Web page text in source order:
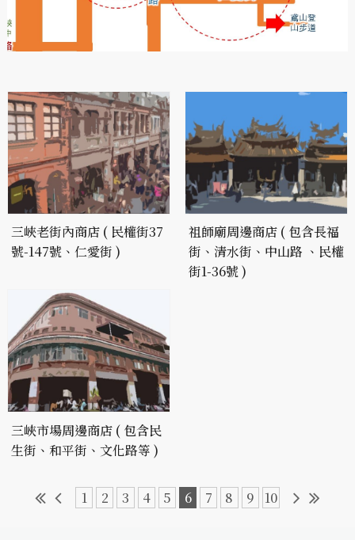
三峽老街內商店 ( 民權街37
號-147號、仁愛街 )
祖師廟周邊商店 ( 包含長福
街、清水街、中山路 、民權
街1-36號 )
三峽市場周邊商店 ( 包含民
生街、和平街、文化路等 )
1 2 3 4 5 6 7 8 9 10